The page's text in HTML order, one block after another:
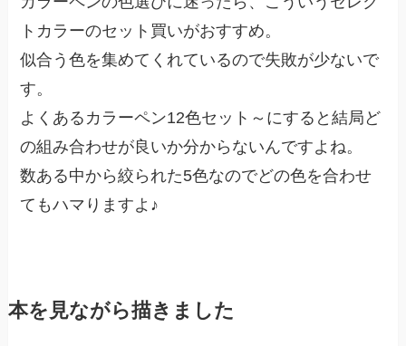
トカラーのセット買いがおすすめ。
似合う色を集めてくれているので失敗が少ないで
す。
よくあるカラーペン12色セット～にすると結局ど
の組み合わせが良いか分からないんですよね。
数ある中から絞られた5色なのでどの色を合わせ
てもハマりますよ♪
本を見ながら描きました